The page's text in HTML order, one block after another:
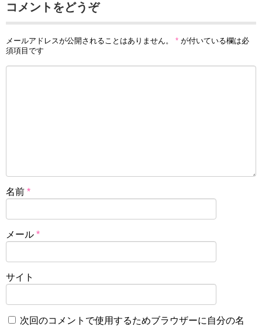
コメントをどうぞ
メールアドレスが公開されることはありません。 * が付いている欄は必
須項目です
名前 *
メール *
サイト
次回のコメントで使用するためブラウザーに自分の名